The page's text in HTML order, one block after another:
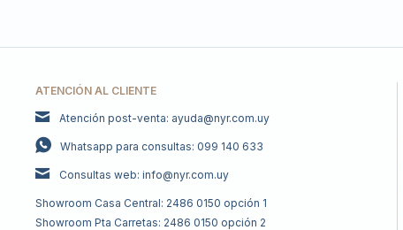
ATENCIÓN AL CLIENTE
Atención post-venta: ayuda@nyr.com.uy
Whatsapp para consultas: 099 140 633
Consultas web: info@nyr.com.uy
Showroom Casa Central: 2486 0150 opción 1
Showroom Pta Carretas: 2486 0150 opción 2